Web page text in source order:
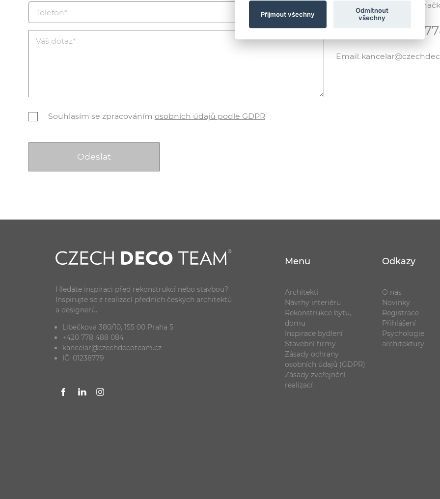
Souhlasím se zpracováním osobních údajů podle GDPR
IČ: 01238779, Spisová
Telefon: +420
Email:
Hledáte inspiraci před rekonstrukcí nebo stavbou?
Inspirujte se z realizací předních českých architektů
a designerů.
Libečkova 380/10, 155 00 Praha 5
+420 778 488 084
kancelar@czechdecoteam.cz
IČ: 01238779
Menu
Architekti
Návrhy interiéru
Rekonstrukce bytu,
domu
Inspirace bydlení
Stavební firmy
Zásady ochrany
osobních údajů (GDPR)
Zásady zveřejnění
realizací
Odkazy
O nás
Novinky
Registrace
Přihlášení
Psychologie
architektury
Přijmout všechny
Odmítnout
všechny